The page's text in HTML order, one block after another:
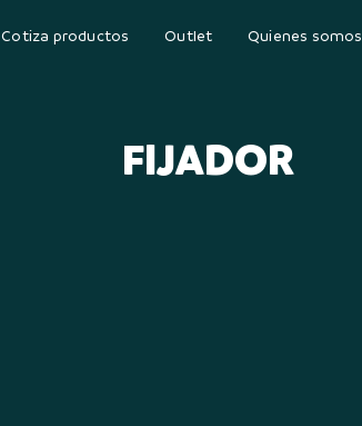
Cotiza productos Outlet Quienes somos
FIJADOR